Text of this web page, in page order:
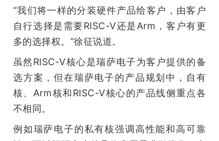
“我们将一样的分装硬件产品给客户，由客户
自行选择是需要RISC-V还是Arm，客户有更
多的选择权。”徐征说道。
虽然RISC-V核心是瑞萨电子为客户提供的备
选方案，但在瑞萨电子的产品规划中，自有
核、Arm核和RISC-V核心的产品线侧重点各
不相同。
例如瑞萨电子的私有核强调高性能和高可靠